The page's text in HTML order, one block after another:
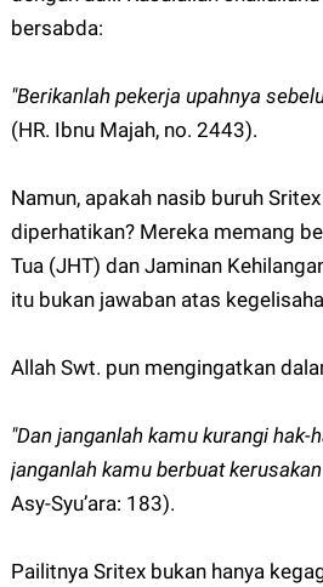
bersabda:
"Berikanlah pekerja upahnya
(HR. Ibnu Majah, no. 2443).
Namun, apakah nasib buruh
diperhatikan? Mereka memang
Tua (JHT) dan Jaminan
itu bukan jawaban atas
Allah Swt. pun mengingatkan
"Dan janganlah kamu kurangi hak-
janganlah kamu berbuat
Asy-Syu’ara: 183).
Pailitnya Sritex bukan hanya